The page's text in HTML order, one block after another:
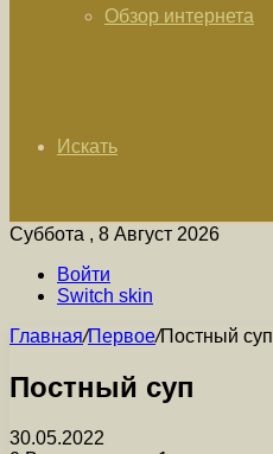
Обзор интернета
Искать
Суббота , 8 Август 2026
Войти
Switch skin
Главная/Первое/Постный суп
Постный суп
30.05.2022